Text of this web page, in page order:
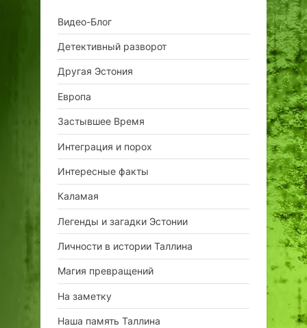
Видео-Блог
Детективный разворот
Другая Эстония
Европа
Застывшее Время
Интеграция и порох
Интересные факты
Каламая
Легенды и загадки Эстонии
Личности в истории Таллина
Магия превращений
На заметку
Наша память Таллина